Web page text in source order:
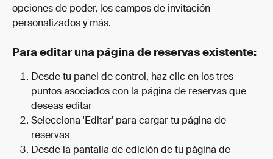
opciones de poder, los campos de invitación
personalizados y más.
Para editar una página de reservas existente:
Desde tu panel de control, haz clic en los tres
puntos asociados con la página de reservas que
deseas editar
Selecciona 'Editar' para cargar tu página de
reservas
Desde la pantalla de edición de tu página de